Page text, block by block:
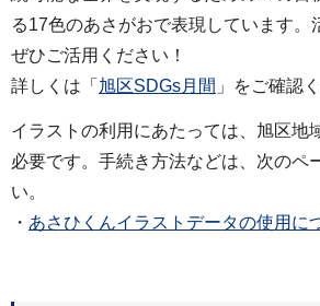
る17色のあさがおで表現しています。
ぜひご活用ください！
詳しくは「 旭区SDGs月間 」をご確認
イラストの利用にあたっては、旭区地
必要です。手続き方法などは、次のペ
い。
・ あさひくんイラストデータの使用に